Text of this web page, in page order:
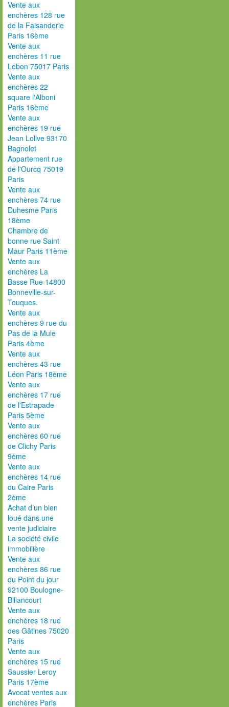
Vente aux
enchères 128 rue
de la Faisanderie
Paris 16ème
Vente aux
enchères 11 rue
Lebon 75017 Paris
Vente aux
enchères 22
square l'Alboni
Paris 16ème
Vente aux
enchères 19 rue
Jean Lolive 93170
Bagnolet
Appartement rue
de l'Ourcq 75019
Paris
Vente aux
enchères 74 rue
Duhesme Paris
18ème
Chambre de
bonne rue Saint
Maur Paris 11ème
Vente aux
enchères La
Basse Rue 14800
Bonneville-sur-
Touques.
Vente aux
enchères 9 rue du
Pas de la Mule
Paris 4ème
Vente aux
enchères 43 rue
Léon Paris 18ème
Vente aux
enchères 17 rue
de l'Estrapade
Paris 5ème
Vente aux
enchères 60 rue
de Clichy Paris
9ème
Vente aux
enchères 14 rue
du Caire Paris
2ème
Achat d’un bien
loué dans une
vente judiciaire
La société civile
immobilière
Vente aux
enchères 86 rue
du Point du jour
92100 Boulogne-
Billancourt
Vente aux
enchères 18 rue
des Gâtines 75020
Paris
Vente aux
enchères 15 rue
Saussier Leroy
Paris 17ème
Avocat ventes aux
enchères Paris